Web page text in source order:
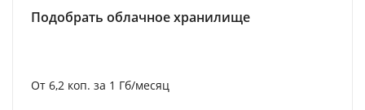
Подобрать облачное хранилище
От 6,2 коп. за 1 Гб/месяц